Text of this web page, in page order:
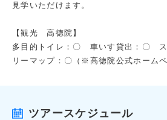
見学いただけます。
【観光 高徳院】
多目的トイレ：〇 車いす貸出：〇
リーマップ：〇（※高徳院公式ホームペ
ツアースケジュール